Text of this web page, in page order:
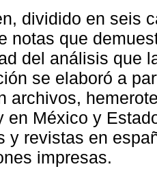
dividido en seis
notas que
del análisis que
se elaboró a
archivos,
en México y
y revistas en
impresas.